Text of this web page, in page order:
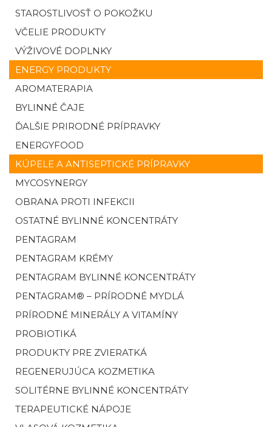
STAROSTLIVOSŤ O POKOŽKU
VČELIE PRODUKTY
VÝŽIVOVÉ DOPLNKY
ENERGY PRODUKTY
AROMATERAPIA
BYLINNÉ ČAJE
ĎALŠIE PRIRODNÉ PRÍPRAVKY
ENERGYFOOD
KÚPELE A ANTISEPTICKÉ PRÍPRAVKY
MYCOSYNERGY
OBRANA PROTI INFEKCII
OSTATNÉ BYLINNÉ KONCENTRÁTY
PENTAGRAM
PENTAGRAM KRÉMY
PENTAGRAM BYLINNÉ KONCENTRÁTY
PENTAGRAM® – PRÍRODNÉ MYDLÁ
PRÍRODNÉ MINERÁLY A VITAMÍNY
PROBIOTIKÁ
PRODUKTY PRE ZVIERATKÁ
REGENERUJÚCA KOZMETIKA
SOLITÉRNE BYLINNÉ KONCENTRÁTY
TERAPEUTICKÉ NÁPOJE